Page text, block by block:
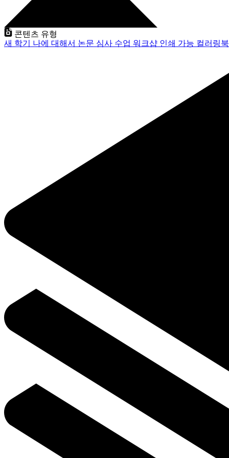
콘텐츠 유형
새 학기 나에 대해서 논문 심사 수업 워크샵 인쇄 가능 컬러링북